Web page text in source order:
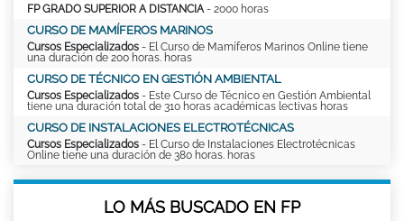
FP GRADO SUPERIOR A DISTANCIA - 2000 horas
CURSO DE MAMÍFEROS MARINOS
Cursos Especializados - El Curso de Mamíferos Marinos Online tiene
una duración de 200 horas. horas
CURSO DE TÉCNICO EN GESTIÓN AMBIENTAL
Cursos Especializados - Este Curso de Técnico en Gestión Ambiental
tiene una duración total de 310 horas académicas lectivas horas
CURSO DE INSTALACIONES ELECTROTÉCNICAS
Cursos Especializados - El Curso de Instalaciones Electrotécnicas
Online tiene una duración de 380 horas. horas
LO MÁS BUSCADO EN FP